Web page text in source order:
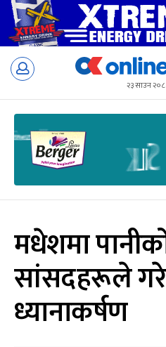
Skip
२३ साउन
मधेशमा
सांसदहरूले
ध्यानाकर्षण